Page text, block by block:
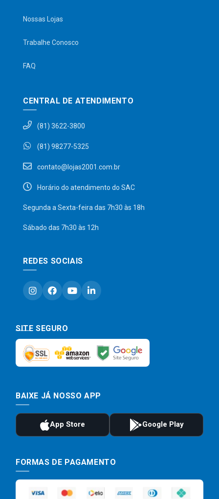
Nossas Lojas
Trabalhe Conosco
FAQ
CENTRAL DE ATENDIMENTO
(81) 3622-3800
(81) 98277-5325
contato@lojas2001.com.br
Horário do atendimento do SAC
Segunda a Sexta-feira das 7h30 às 18h
Sábado das 7h30 às 12h
REDES SOCIAIS
SITE SEGURO
BAIXE JÁ NOSSO APP
FORMAS DE PAGAMENTO